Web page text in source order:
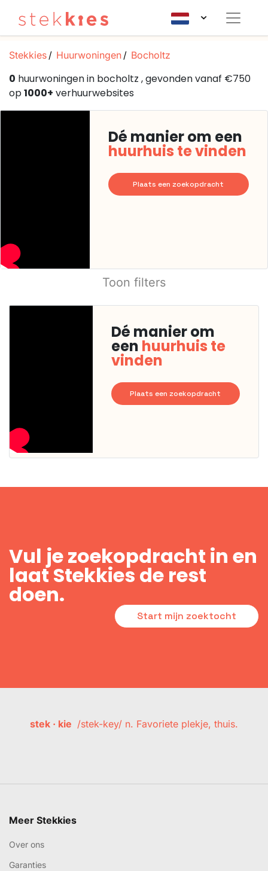
Stekkies Huurwoningen Bocholtz
0 huurwoningen in bocholtz , gevonden vanaf €750
op1000+ verhuurwebsites
Dé manier om een
huurhuis te vinden
Plaats een zoekopdracht
Toon filters
Dé manier om
een huurhuis te
vinden
Plaats een zoekopdracht
Vul je zoekopdracht in en
laat Stekkies de rest
doen.
Start mijn zoektocht
stek · kie /stek-key/ n. Favoriete plekje, thuis.
Meer Stekkies
Over ons
Garanties